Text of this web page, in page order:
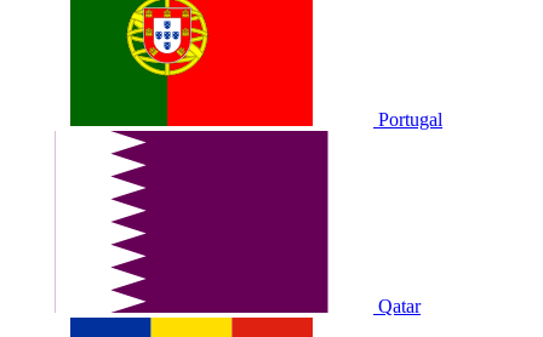
Portugal
Qatar